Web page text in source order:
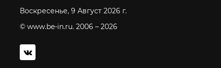
Воскресенье, 9 Август 2026 г.
© www.be-in.ru. 2006 – 2026